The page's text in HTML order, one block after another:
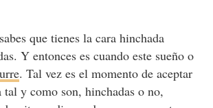
que tienes la cara hinchada
Y entonces es cuando este sueño o
. Tal vez es el momento de aceptar
y como son, hinchadas o no,